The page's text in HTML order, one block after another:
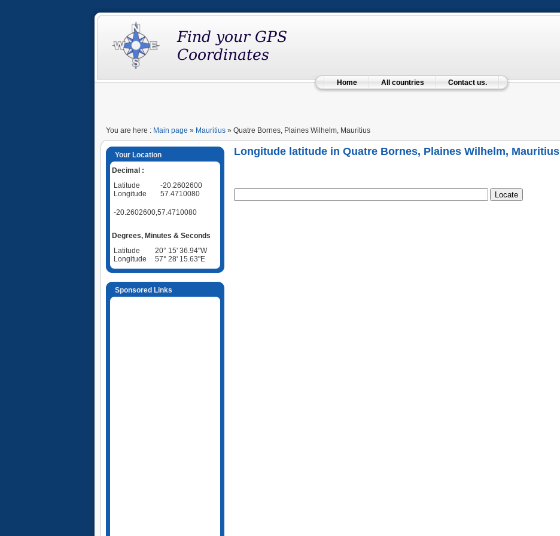
Home All countries Contact us.
You are here : Main page » Mauritius » Quatre Bornes, Plaines Wilhelm, Mauritius
Your Location
Decimal :
Latitude
-20.2602600
Longitude
57.4710080
-20.2602600,57.4710080
Degrees, Minutes & Seconds
Latitude
20° 15' 36.94"W
Longitude
57° 28' 15.63"E
Sponsored Links
Longitude latitude in Quatre Bornes, Plaines Wilhelm, Mauritius